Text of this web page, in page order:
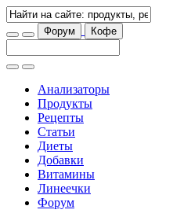
Форум Кофе
Анализаторы
Продукты
Рецепты
Статьи
Диеты
Добавки
Витамины
Линеечки
Форум